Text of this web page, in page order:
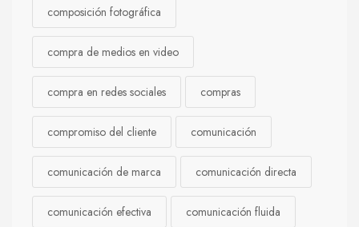
composición fotográfica
compra de medios en video
compra en redes sociales compras
compromiso del cliente comunicación
comunicación de marca comunicación directa
comunicación efectiva comunicación fluida